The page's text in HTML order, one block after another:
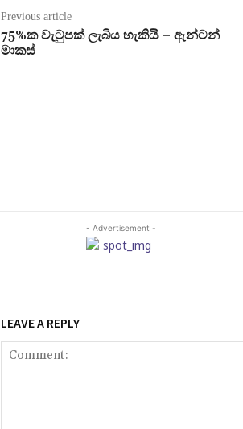
Previous article
75%ක වැටුපක් ලැබිය හැකියි – ඇන්ටන්
මාකස්
- Advertisement -
LEAVE A REPLY